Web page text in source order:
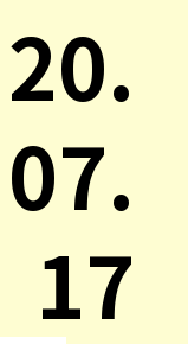
20.
07.
17